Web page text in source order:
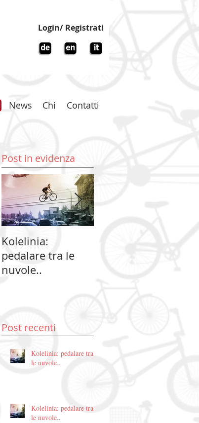
Login/ Registrati
News Chi Contatti
Post in evidenza
Kolelinia:
pedalare tra le
nuvole..
Post recenti
Kolelinia: pedalare tra
le nuvole..
Kolelinia: pedalare tra
le nuvole..